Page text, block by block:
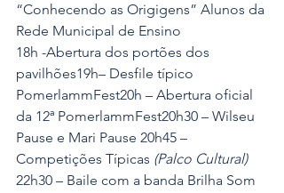
“Conhecendo as Origigens” Alunos da
Rede Municipal de Ensino
18h -Abertura dos portões dos
pavilhões19h– Desfile típico
PomerlammFest20h – Abertura oficial
da 12ª PomerlammFest20h30 – Wilseu
Pause e Mari Pause 20h45 –
Competições Típicas (Palco Cultural)
22h30 – Baile com a banda Brilha Som